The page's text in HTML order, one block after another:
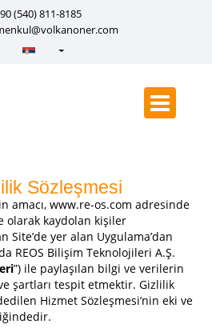
(540) 811-8185
العربية - Arabic
Crnogorski - Montenegrin
Српски - Serbian
Sözleşmesi
amacı, www.re-os.com adresinde
olarak kaydolan kişiler
Site’de yer alan Uygulama’dan
REOS Bilişim Teknolojileri A.Ş.
”) ile paylaşılan bilgi ve verilerin
şartları tespit etmektir. Gizlilik
Hizmet Sözleşmesi’nin eki ve